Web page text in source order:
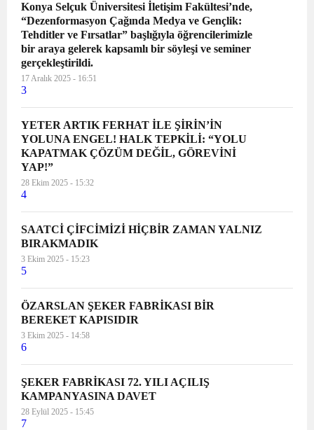
Konya Selçuk Üniversitesi İletişim Fakültesi’nde,
“Dezenformasyon Çağında Medya ve Gençlik:
Tehditler ve Fırsatlar” başlığıyla öğrencilerimizle
bir araya gelerek kapsamlı bir söyleşi ve seminer
gerçekleştirildi.
17 Aralık 2025 - 16:51
3
YETER ARTIK FERHAT İLE ŞİRİN’İN
YOLUNA ENGEL! HALK TEPKİLİ: “YOLU
KAPATMAK ÇÖZÜM DEĞİL, GÖREVİNİ
YAP!”
28 Ekim 2025 - 15:32
4
SAATCİ ÇİFCİMİZİ HİÇBİR ZAMAN YALNIZ
BIRAKMADIK
3 Ekim 2025 - 15:23
5
ÖZARSLAN ŞEKER FABRİKASI BİR
BEREKET KAPISIDIR
3 Ekim 2025 - 14:58
6
ŞEKER FABRİKASI 72. YILI AÇILIŞ
KAMPANYASINA DAVET
28 Eylül 2025 - 15:45
7